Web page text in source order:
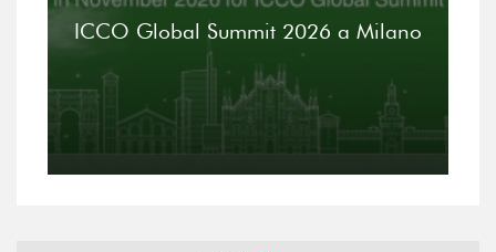
ICCO Global Summit 2026 a Milano